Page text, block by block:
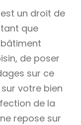
un droit de
que
bâtiment
de poser
sur ce
votre bien
de la
repose sur